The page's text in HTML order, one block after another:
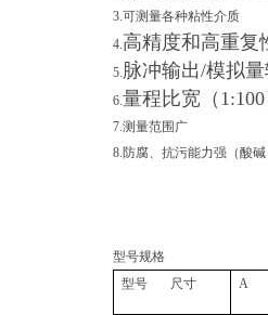
3.可测量各种粘性介质
4.高精度和高重复
5.脉冲输出/
6.量程比宽（
7.测量范围广
8.防腐、抗污能力强（酸
型号规格
型号 尺寸
A